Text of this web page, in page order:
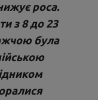
роса.
з 8 до 23
була